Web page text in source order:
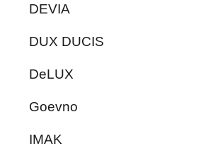
DEVIA
DUX DUCIS
DeLUX
Goevno
IMAK